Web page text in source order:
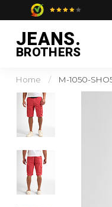
JEANS.
BROTHERS
Home / M-1050-